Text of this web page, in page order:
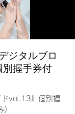
ジタルブロ
別握手券付
ドvol.13』個別握
)